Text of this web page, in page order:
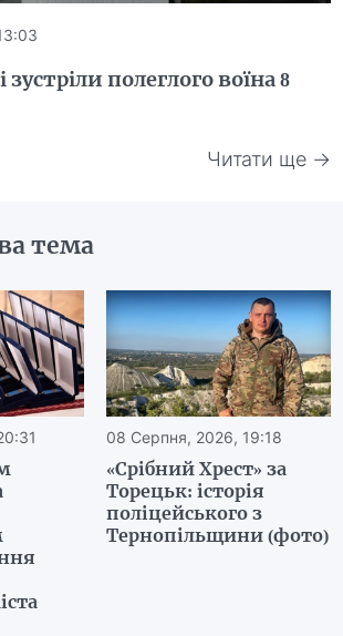
зустріли полеглого воїна 8
Читати ще →
тема
08 Серпня, 2026, 19:18
«Срібний Хрест» за
Торецьк: історія
поліцейського з
Тернопільщини (фото)